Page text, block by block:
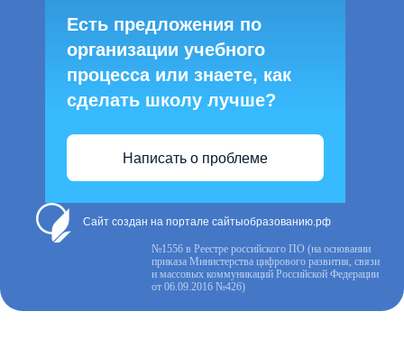
Есть предложения по
организации учебного
процесса или знаете, как
сделать школу лучше?
Написать о проблеме
Сайт создан на портале сайтыобразованию.рф
№1556 в Реестре российского ПО (на основании
приказа Министерства цифрового развития, связи
и массовых коммуникаций Российской Федерации
от 06.09.2016 №426)